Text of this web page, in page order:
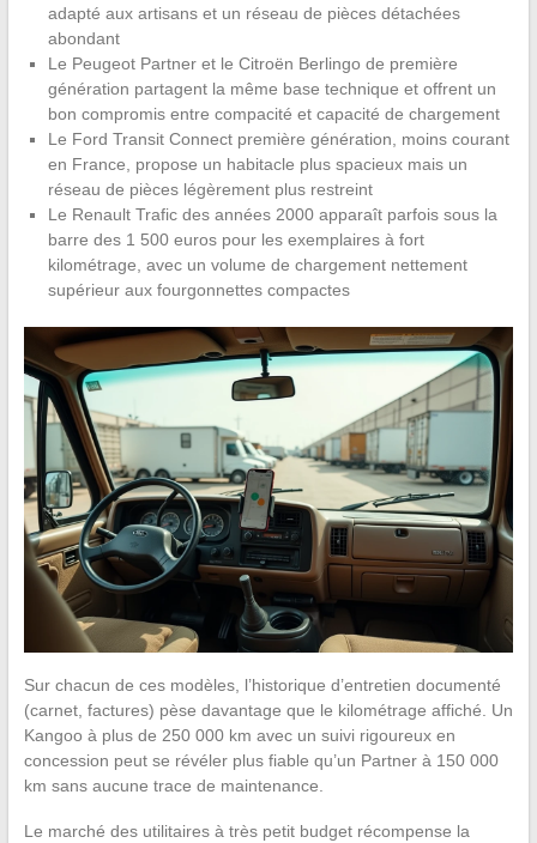
adapté aux artisans et un réseau de pièces détachées
abondant
Le Peugeot Partner et le Citroën Berlingo de première
génération partagent la même base technique et offrent un
bon compromis entre compacité et capacité de chargement
Le Ford Transit Connect première génération, moins courant
en France, propose un habitacle plus spacieux mais un
réseau de pièces légèrement plus restreint
Le Renault Trafic des années 2000 apparaît parfois sous la
barre des 1 500 euros pour les exemplaires à fort
kilométrage, avec un volume de chargement nettement
supérieur aux fourgonnettes compactes
Sur chacun de ces modèles, l’historique d’entretien documenté
(carnet, factures) pèse davantage que le kilométrage affiché. Un
Kangoo à plus de 250 000 km avec un suivi rigoureux en
concession peut se révéler plus fiable qu’un Partner à 150 000
km sans aucune trace de maintenance.
Le marché des utilitaires à très petit budget récompense la